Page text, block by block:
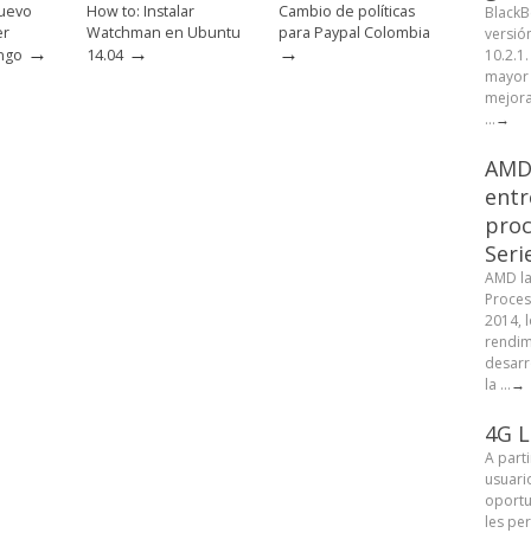
→
How to: Instalar
Watchman en Ubuntu
14.04→
Cambio de políticas
para Paypal Colombia
→
...→
AMD
2014,
la ...→
4G
A
les